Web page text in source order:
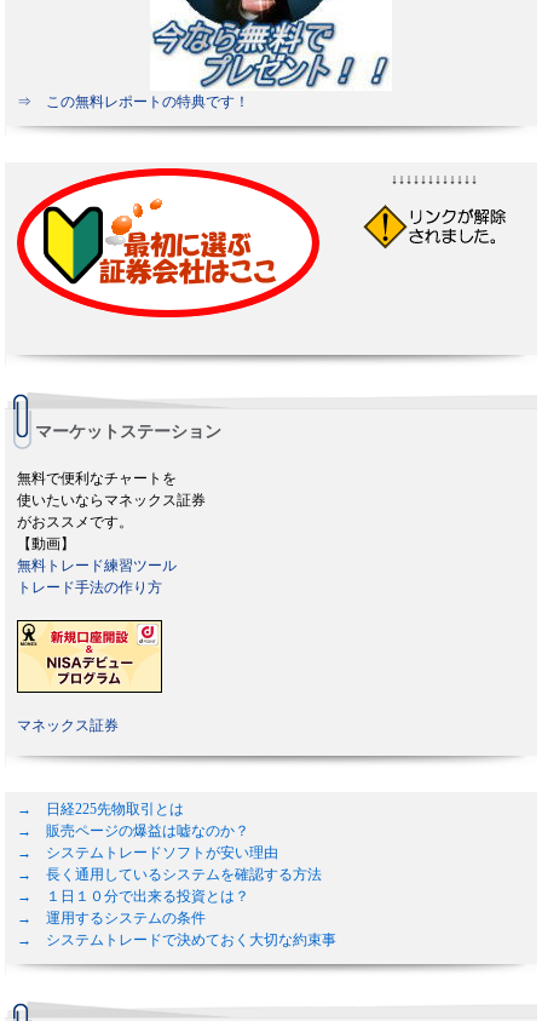
⇒ この無料レポートの特典です！
↓↓↓↓↓↓↓↓↓↓↓↓
マーケットステーション
無料で便利なチャートを
使いたいならマネックス証券
がおススメです。
【動画】
無料トレード練習ツール
トレード手法の作り方
マネックス証券
→ 日経225先物取引とは
→ 販売ページの爆益は嘘なのか？
→ システムトレードソフトが安い理由
→ 長く通用しているシステムを確認する方法
→ １日１０分で出来る投資とは？
→ 運用するシステムの条件
→ システムトレードで決めておく大切な約束事